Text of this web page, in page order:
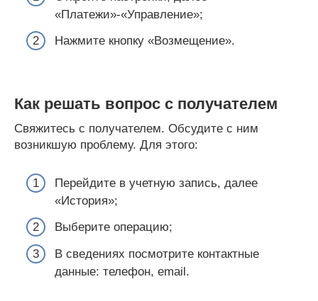
«Платежи»-«Управление»;
Нажмите кнопку «Возмещение».
Как решать вопрос с получателем
Свяжитесь с получателем. Обсудите с ним
возникшую проблему. Для этого:
Перейдите в учетную запись, далее
«История»;
Выберите операцию;
В сведениях посмотрите контактные
данные: телефон, email.